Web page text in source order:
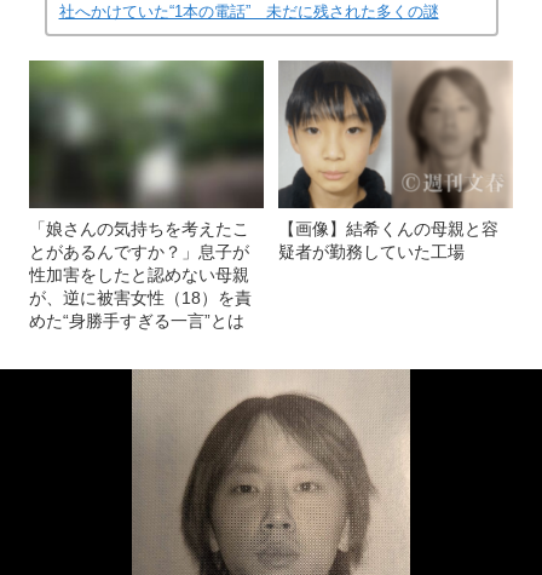
社へかけていた“1本の電話” 未だに残された多くの謎
「娘さんの気持ちを考えたこ
とがあるんですか？」息子が
性加害をしたと認めない母親
が、逆に被害女性（18）を責
めた“身勝手すぎる一言”とは
【画像】結希くんの母親と容
疑者が勤務していた工場